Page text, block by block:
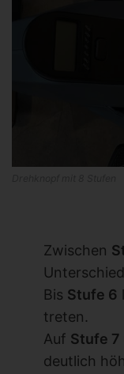
Zwischen
Bis Stufe 6
treten.
Auf Stufe 7
deutlich